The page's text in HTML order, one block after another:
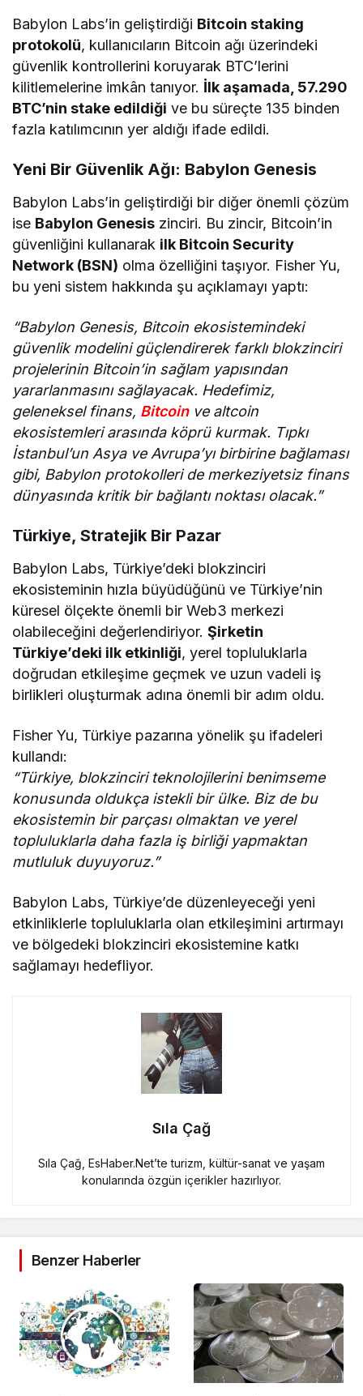
Babylon Labs’in geliştirdiği Bitcoin staking
protokolü, kullanıcıların Bitcoin ağı üzerindeki
güvenlik kontrollerini koruyarak BTC’lerini
kilitlemelerine imkân tanıyor. İlk aşamada, 57.290
BTC’nin stake edildiği ve bu süreçte 135 binden
fazla katılımcının yer aldığı ifade edildi.
Yeni Bir Güvenlik Ağı: Babylon Genesis
Babylon Labs’in geliştirdiği bir diğer önemli çözüm
ise Babylon Genesis zinciri. Bu zincir, Bitcoin’in
güvenliğini kullanarak ilk Bitcoin Security
Network (BSN) olma özelliğini taşıyor. Fisher Yu,
bu yeni sistem hakkında şu açıklamayı yaptı:
“Babylon Genesis, Bitcoin ekosistemindeki
güvenlik modelini güçlendirerek farklı blokzinciri
projelerinin Bitcoin’in sağlam yapısından
yararlanmasını sağlayacak. Hedefimiz,
geleneksel finans, Bitcoinve altcoin
ekosistemleri arasında köprü kurmak. Tıpkı
İstanbul’un Asya ve Avrupa’yı birbirine bağlaması
gibi, Babylon protokolleri de merkeziyetsiz finans
dünyasında kritik bir bağlantı noktası olacak.”
Türkiye, Stratejik Bir Pazar
Babylon Labs, Türkiye’deki blokzinciri
ekosisteminin hızla büyüdüğünü ve Türkiye’nin
küresel ölçekte önemli bir Web3 merkezi
olabileceğini değerlendiriyor.Şirketin
Türkiye’deki ilk etkinliği, yerel topluluklarla
doğrudan etkileşime geçmek ve uzun vadeli iş
birlikleri oluşturmak adına önemli bir adım oldu.
Fisher Yu, Türkiye pazarına yönelik şu ifadeleri
kullandı:
“Türkiye, blokzinciri teknolojilerini benimseme
konusunda oldukça istekli bir ülke. Biz de bu
ekosistemin bir parçası olmaktan ve yerel
topluluklarla daha fazla iş birliği yapmaktan
mutluluk duyuyoruz.”
Babylon Labs, Türkiye’de düzenleyeceği yeni
etkinliklerle topluluklarla olan etkileşimini artırmayı
ve bölgedeki blokzinciri ekosistemine katkı
sağlamayı hedefliyor.
Sıla Çağ
Sıla Çağ, EsHaber.Net’te turizm, kültür-sanat ve yaşam
konularında özgün içerikler hazırlıyor.
Benzer Haberler